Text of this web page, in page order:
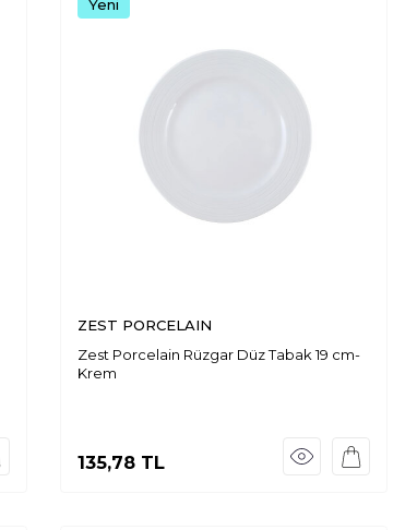
Yeni
ZEST PORCELAIN
Zest Porcelain Rüzgar Düz Tabak 19 cm-
Krem
135,78 TL